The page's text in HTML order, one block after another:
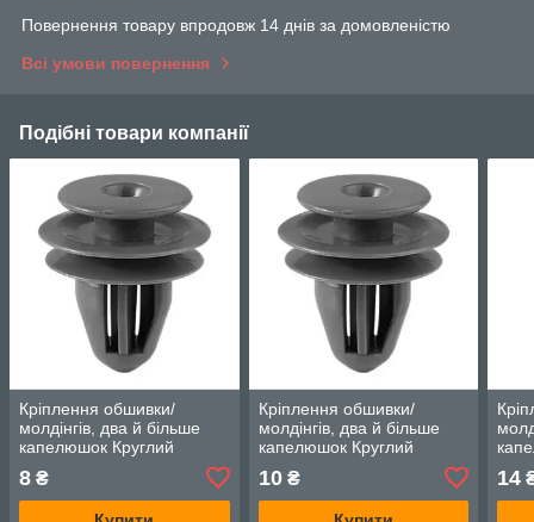
Повернення товару впродовж 14 днів за домовленістю
Всі умови повернення
Подібні товари компанії
Кріплення обшивки/
молдінгів, два й більше
капелюшок Круглий
капелюшок — Honda Vigor
8 ₴
Кріплення обшивки/
молдінгів, два й більше
капелюшок Круглий
капелюшок — Honda Vigor
10₴ 14